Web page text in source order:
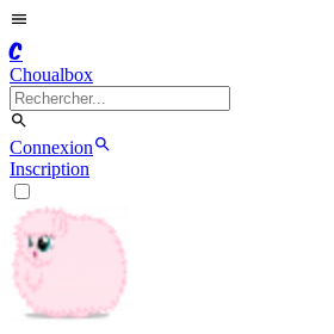
C
Choualbox
Connexion
Inscription